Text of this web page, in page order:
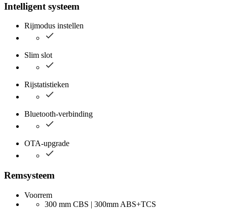
Intelligent systeem
Rijmodus instellen
Slim slot
Rijstatistieken
Bluetooth-verbinding
OTA-upgrade
Remsysteem
Voorrem
300 mm CBS | 300mm ABS+TCS